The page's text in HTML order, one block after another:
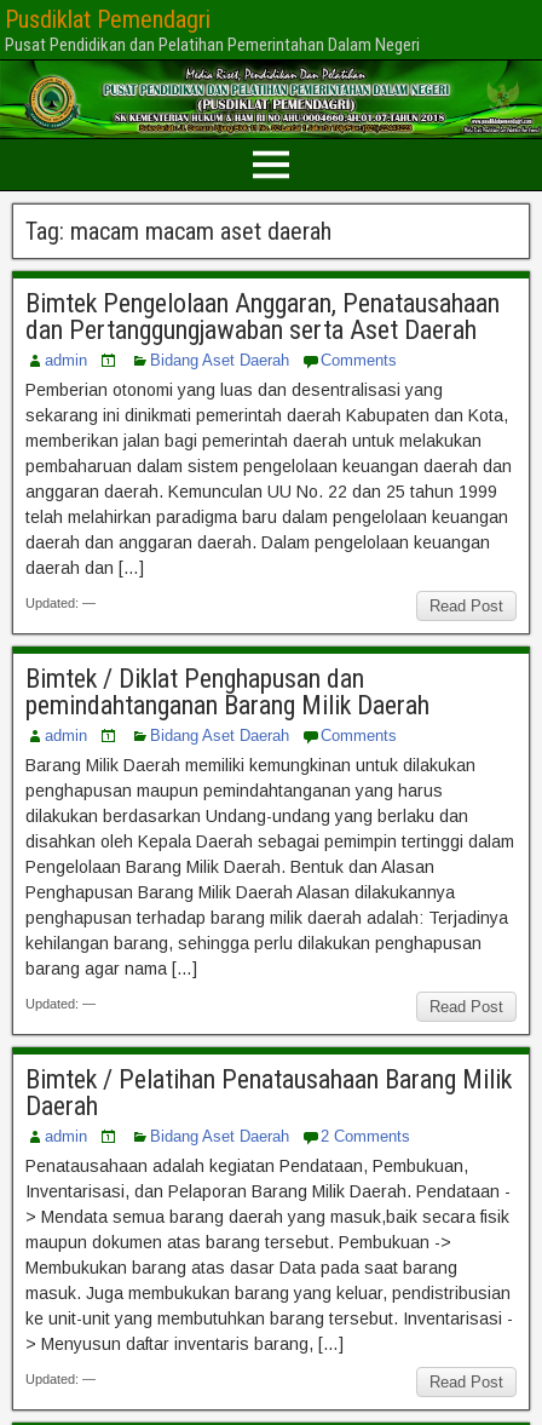
Pusdiklat Pemendagri
Pusat Pendidikan dan Pelatihan Pemerintahan Dalam Negeri
Tag: macam macam aset daerah
Bimtek Pengelolaan Anggaran, Penatausahaan
dan Pertanggungjawaban serta Aset Daerah
admin Bidang Aset Daerah Comments
Pemberian otonomi yang luas dan desentralisasi yang
sekarang ini dinikmati pemerintah daerah Kabupaten dan Kota,
memberikan jalan bagi pemerintah daerah untuk melakukan
pembaharuan dalam sistem pengelolaan keuangan daerah dan
anggaran daerah. Kemunculan UU No. 22 dan 25 tahun 1999
telah melahirkan paradigma baru dalam pengelolaan keuangan
daerah dan anggaran daerah. Dalam pengelolaan keuangan
daerah dan […]
Read Post
Updated: —
Bimtek / Diklat Penghapusan dan
pemindahtanganan Barang Milik Daerah
admin Bidang Aset Daerah Comments
Barang Milik Daerah memiliki kemungkinan untuk dilakukan
penghapusan maupun pemindahtanganan yang harus
dilakukan berdasarkan Undang-undang yang berlaku dan
disahkan oleh Kepala Daerah sebagai pemimpin tertinggi dalam
Pengelolaan Barang Milik Daerah. Bentuk dan Alasan
Penghapusan Barang Milik Daerah Alasan dilakukannya
penghapusan terhadap barang milik daerah adalah: Terjadinya
kehilangan barang, sehingga perlu dilakukan penghapusan
barang agar nama […]
Read Post
Updated: —
Bimtek / Pelatihan Penatausahaan Barang Milik
Daerah
admin Bidang Aset Daerah 2 Comments
Penatausahaan adalah kegiatan Pendataan, Pembukuan,
Inventarisasi, dan Pelaporan Barang Milik Daerah. Pendataan -
> Mendata semua barang daerah yang masuk,baik secara fisik
maupun dokumen atas barang tersebut. Pembukuan ->
Membukukan barang atas dasar Data pada saat barang
masuk. Juga membukukan barang yang keluar, pendistribusian
ke unit-unit yang membutuhkan barang tersebut. Inventarisasi -
> Menyusun daftar inventaris barang, […]
Read Post
Updated: —